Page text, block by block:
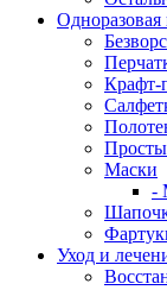
Крафт-
Маски
-
Уход и